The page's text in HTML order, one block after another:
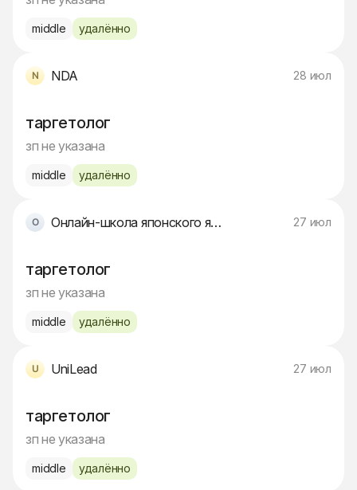
middle удалённо
NDA 28 июл
таргетолог
зп не указана
middle удалённо
Онлайн-школа японского языка и культуры Востока 27 июл
таргетолог
зп не указана
middle удалённо
UniLead 27 июл
таргетолог
зп не указана
middle удалённо